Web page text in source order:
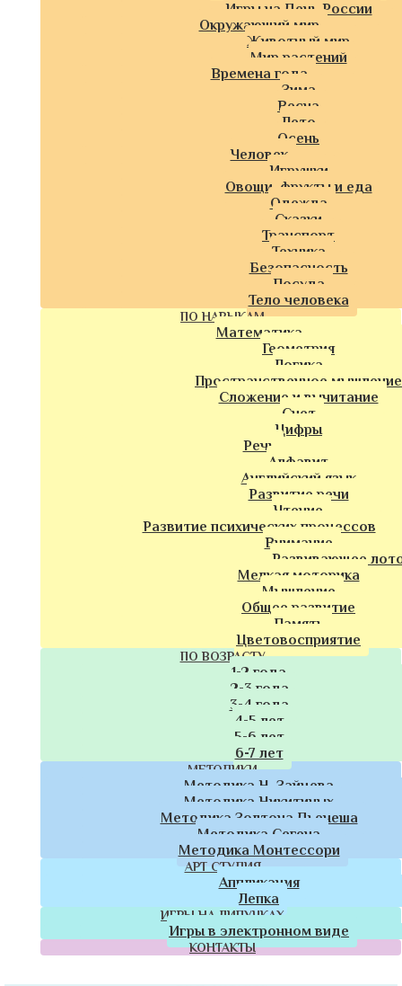
Игры на День России
Окружающий мир
Животный мир
Мир растений
Времена года
Зима
Весна
Лето
Осень
Человек
Игрушки
Овощи, фрукты и еда
Одежда
Сказки
Транспорт
Техника
Безопасность
Посуда
Тело человека
ПО НАВЫКАМ
Математика
Геометрия
Логика
Пространственное мышление
Сложение и вычитание
Счет
Цифры
Речь
Алфавит
Английский язык
Развитие речи
Чтение
Развитие психических процессов
Внимание
Развивающее
Мелкая моторика
Мышление
Общее развитие
Память
Цветовосприятие
ПО ВОЗРАСТУ
1-2 года
2-3 года
3-4 года
4-5 лет
5-6 лет
6-7 лет
МЕТОДИКИ
Методика Н. Зайцева
Методика Никитиных
Методика Золтона Дьенеша
Методика Сегена
Методика Монтессори
АРТ СТУДИЯ
Аппликация
Лепка
ИГРЫ НА ЛИПУЧКАХ
Игры в электронном виде
КОНТАКТЫ